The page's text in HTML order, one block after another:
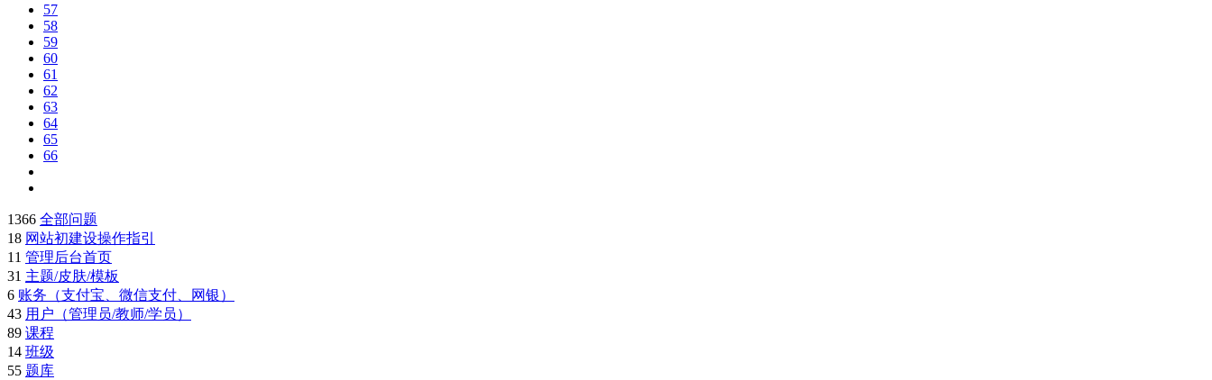
57
58
59
60
61
62
63
64
65
66
1366 全部问题
18 网站初建设操作指引
11 管理后台首页
31 主题/皮肤/模板
6 账务（支付宝、微信支付、网银）
43 用户（管理员/教师/学员）
89 课程
14 班级
55 题库